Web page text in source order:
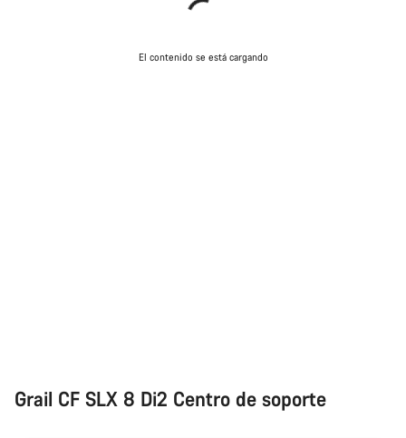
El contenido se está cargando
Grail CF SLX 8 Di2 Centro de soporte